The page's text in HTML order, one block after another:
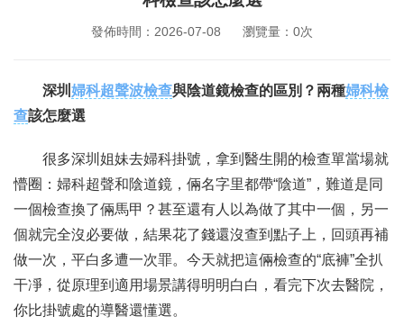
聯繫我們
發佈時間：2026-07-08 瀏覽量：0次
深圳 婦科超聲波檢查與陰道鏡檢查的區別？兩種婦科檢
查該怎麼選
很多深圳姐妹去婦科掛號，拿到醫生開的檢查單當場就
懵圈：婦科超聲和陰道鏡，倆名字里都帶“陰道”，難道是同
一個檢查換了倆馬甲？甚至還有人以為做了其中一個，另一
個就完全沒必要做，結果花了錢還沒查到點子上，回頭再補
做一次，平白多遭一次罪。今天就把這倆檢查的“底褲”全扒
干凈，從原理到適用場景講得明明白白，看完下次去醫院，
你比掛號處的導醫還懂選。